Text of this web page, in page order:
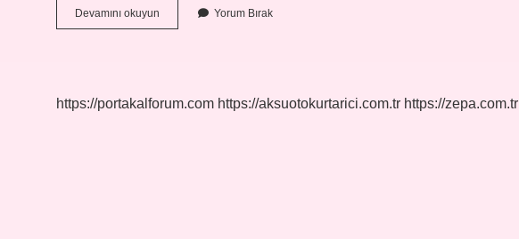
Devamını okuyun
Ağlayan
Yorum Bırak
https://portakalforum.com https://aksuotokurtarici.com.tr https://zepa.com.tr